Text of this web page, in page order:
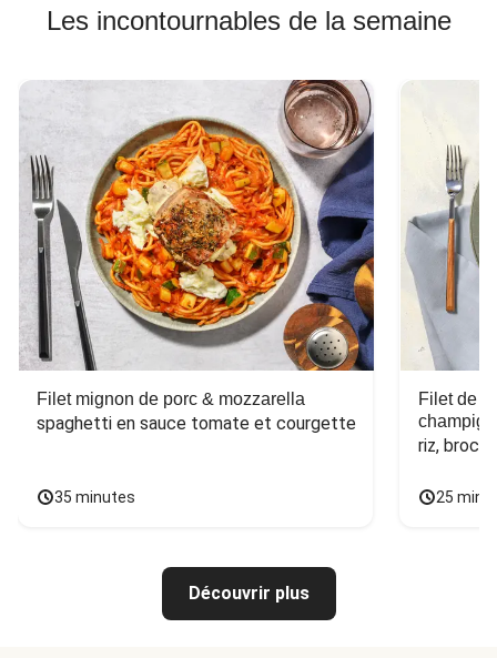
Les incontournables de la semaine
Filet mignon de porc & mozzarella
spaghetti en sauce tomate et courgette
35 minutes
Filet de
riz,
25
Découvrir plus